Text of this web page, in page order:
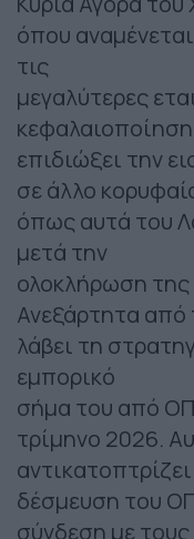
όπου
τις
μεγαλύτερες
επιδιώξει την
σε άλλο
όπως αυτά του
μετά την
ολοκλήρωση της
Ανεξάρτητα από
λάβει τη
εμπορικό
σήμα του από
τρίμηνο 2026.
δέσμευση του
σύνδεση με